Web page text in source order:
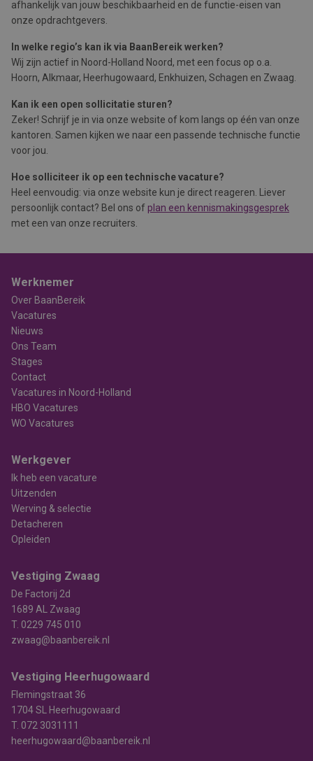
afhankelijk van jouw beschikbaarheid en de functie-eisen van
onze opdrachtgevers.
In welke regio’s kan ik via BaanBereik werken?
Wij zijn actief in Noord-Holland Noord, met een focus op o.a.
Hoorn, Alkmaar, Heerhugowaard, Enkhuizen, Schagen en Zwaag.
Kan ik een open sollicitatie sturen?
Zeker! Schrijf je in via onze website of kom langs op één van onze
kantoren. Samen kijken we naar een passende technische functie
voor jou.
Hoe solliciteer ik op een technische vacature?
Heel eenvoudig: via onze website kun je direct reageren. Liever
persoonlijk contact? Bel ons of plan een kennismakingsgesprek
met een van onze recruiters.
Werknemer
Over BaanBereik
Vacatures
Nieuws
Ons Team
Stages
Contact
Vacatures in Noord-Holland
HBO Vacatures
WO Vacatures
Werkgever
Ik heb een vacature
Uitzenden
Werving & selectie
Detacheren
Opleiden
Vestiging Zwaag
De Factorij 2d
1689 AL Zwaag
T. 0229 745 010
zwaag@baanbereik.nl
Vestiging Heerhugowaard
Flemingstraat 36
1704 SL Heerhugowaard
T. 072 3031111
heerhugowaard@baanbereik.nl